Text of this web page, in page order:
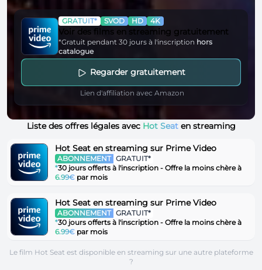
GRATUIT* SVOD HD 4K
Voir des films en streaming gratuitement
*Gratuit pendant 30 jours à l'inscription hors
catalogue
Regarder gratuitement
Lien d'affiliation avec Amazon
Liste des offres légales avec Hot Seaten streaming
Hot Seat en streaming sur Prime Video
ABONNEMENT GRATUIT*
*30 jours offerts à l'inscription - Offre la moins chère à
6.99€ par mois
Hot Seat en streaming sur Prime Video
ABONNEMENT GRATUIT*
*30 jours offerts à l'inscription - Offre la moins chère à
6.99€ par mois
Le film Hot Seat est disponible en streaming sur une autre plateforme
?